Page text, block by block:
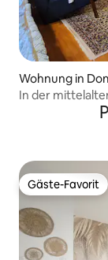
Wohnung in
In der
Bäder/Parkplatz
Gäste-Favorit
Gäste-Favorit